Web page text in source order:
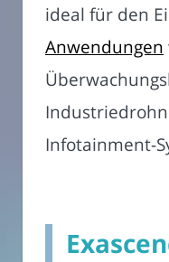
ideal für den
Anwendungen
Infotainment-